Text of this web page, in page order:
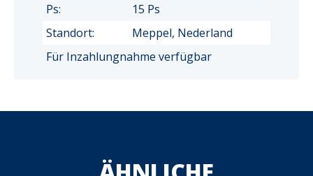
Ps:
15 Ps
Standort:
Meppel, Nederland
Für Inzahlungnahme verfügbar